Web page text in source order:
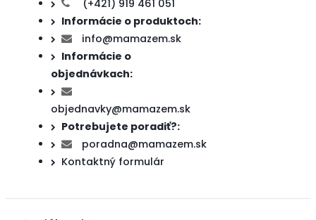
(+421) 919 461 051
Informácie o produktoch:
info@mamazem.sk
Informácie o
objednávkach:
objednavky@mamazem.sk
Potrebujete poradiť?:
poradna@mamazem.sk
Kontaktný formulár